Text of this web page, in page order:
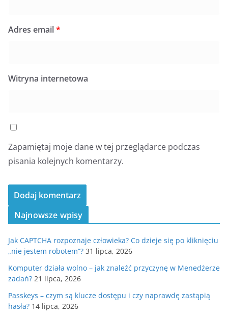
Adres email*
Witryna internetowa
Zapamiętaj moje dane w tej przeglądarce podczas
pisania kolejnych komentarzy.
Najnowsze wpisy
Jak CAPTCHA rozpoznaje człowieka? Co dzieje się po kliknięciu
„nie jestem robotem”? 31 lipca, 2026
Komputer działa wolno – jak znaleźć przyczynę w Menedżerze
zadań? 21 lipca, 2026
Passkeys – czym są klucze dostępu i czy naprawdę zastąpią
hasła? 14 lipca, 2026